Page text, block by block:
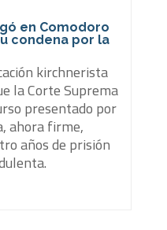
en Comodoro
condena por la
kirchnerista
la Corte Suprema
presentado por
ahora firme,
años de prisión